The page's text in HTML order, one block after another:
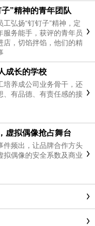
”精神的青年团队
弘扬“钉钉子”精神，定
服务能手，获评的青年员
店，切馅拌馅，他们的精
成长的学校
培养成公司业务骨干，还
、有品德、有责任感的接
虚拟偶像抢占舞台
件频出，让品牌合作方头
拟偶像的安全系数及商业